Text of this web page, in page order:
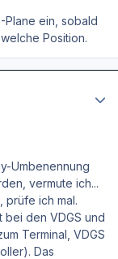
Plane ein, sobald
Position.
Umbenennung
vermute ich...
prüfe ich mal.
bei den VDGS und
Terminal, VDGS
Das